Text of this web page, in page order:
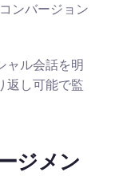
ンバージョン
ャル会話を明
返し可能で監
ジメン